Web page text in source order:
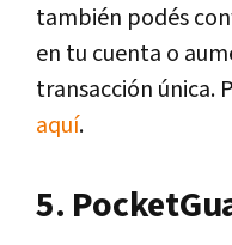
también podés
en tu cuenta o
transacción única.
aquí.
5.